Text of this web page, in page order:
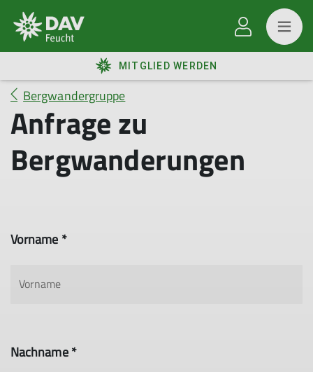
MITGLIED WERDEN
Bergwandergruppe
Anfrage zu
Bergwanderungen
Vorname *
Nachname *